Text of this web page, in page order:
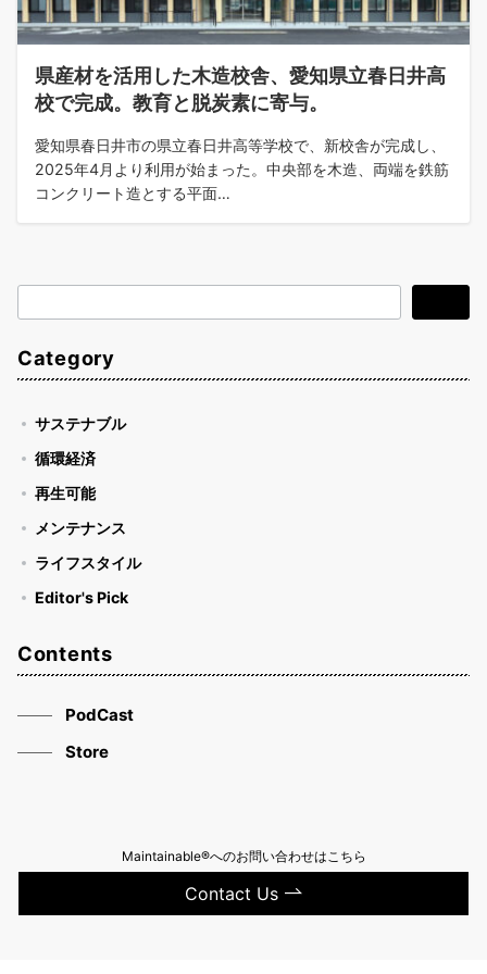
県産材を活用した木造校舎、愛知県立春日井高
校で完成。教育と脱炭素に寄与。
愛知県春日井市の県立春日井高等学校で、新校舎が完成し、
2025年4月より利用が始まった。中央部を木造、両端を鉄筋
コンクリート造とする平面…
索
Category
サステナブル
循環経済
再生可能
メンテナンス
ライフスタイル
Editor's Pick
Contents
PodCast
Store
Maintainable®へのお問い合わせはこちら
Contact Us